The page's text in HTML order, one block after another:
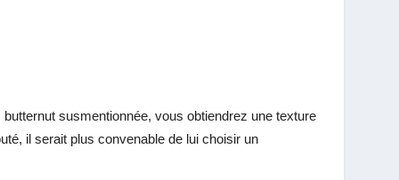
susmentionnée, vous obtiendrez une texture
il serait plus convenable de lui choisir un